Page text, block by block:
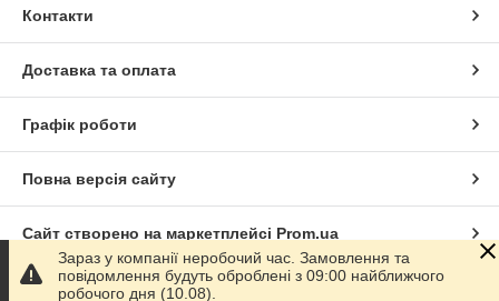
Контакти
Доставка та оплата
Графік роботи
Повна версія сайту
Сайт створено на маркетплейсі Prom.ua
Політика конфіденційності
Зараз у компанії неробочий час. Замовлення та
повідомлення будуть оброблені з 09:00 найближчого
робочого дня (10.08).